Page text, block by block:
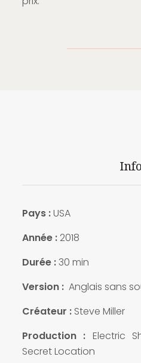
Pays :USA
Année :2018
Durée :30 min
Version : Anglais sans
Créateur :Steve Miller
Production : Electric
Secret Location